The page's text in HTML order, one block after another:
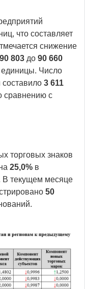
что составляет
снижение
90 803 до 90 660
единицы. Число
3 611
сравнению с
торговых знаков
25,0% в
текущем месяце
50